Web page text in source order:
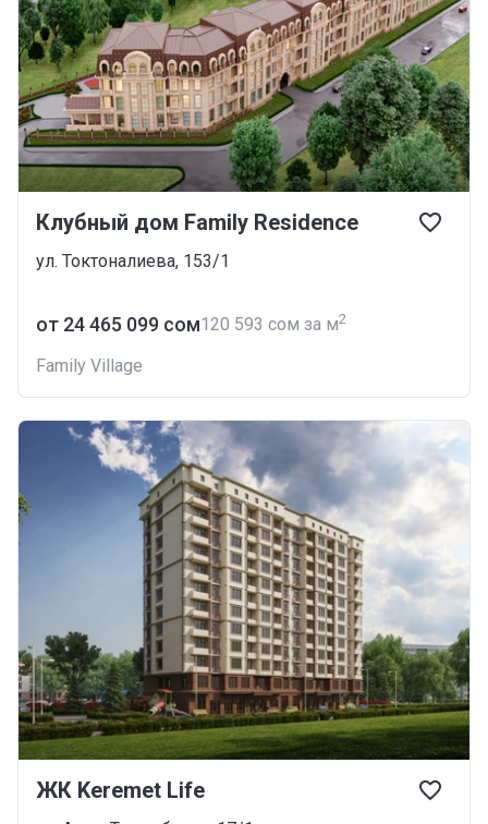
Клубный дом Family Residence
ул. Токтоналиева, 153/1
от ‍24 465 099 сом‍120 593 сом за м2
Family Village
ЖК Keremet Life